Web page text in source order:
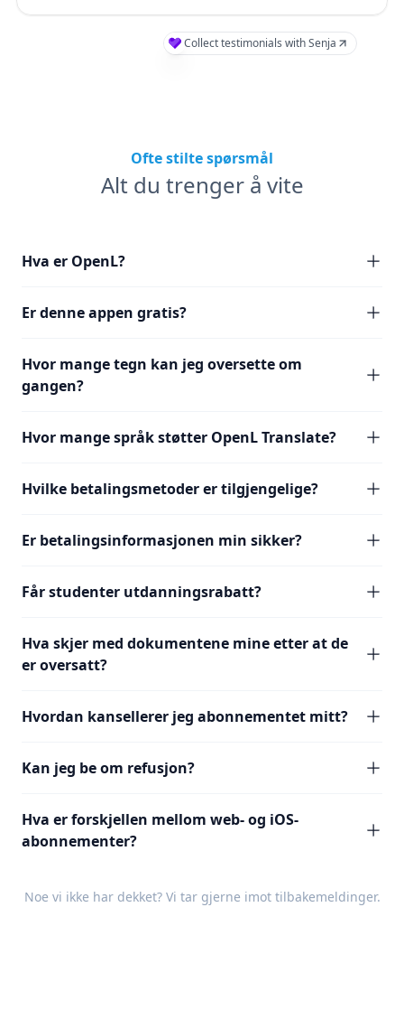
Collect testimonials with Senja
Ofte stilte spørsmål
Alt du trenger å vite
Hva er OpenL?
Er denne appen gratis?
Hvor mange tegn kan jeg oversette om
gangen?
Hvor mange språk støtter OpenL Translate?
Hvilke betalingsmetoder er tilgjengelige?
Er betalingsinformasjonen min sikker?
Får studenter utdanningsrabatt?
Hva skjer med dokumentene mine etter at de
er oversatt?
Hvordan kansellerer jeg abonnementet mitt?
Kan jeg be om refusjon?
Hva er forskjellen mellom web- og iOS-
abonnementer?
Noe vi ikke har dekket? Vi tar gjerne imot tilbakemeldinger.